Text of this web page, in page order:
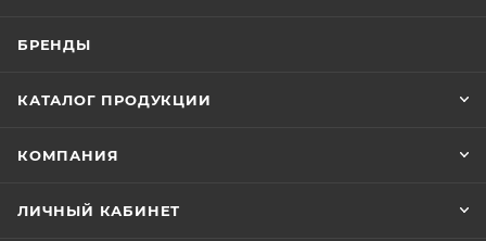
БРЕНДЫ
КАТАЛОГ ПРОДУКЦИИ
КОМПАНИЯ
ЛИЧНЫЙ КАБИНЕТ